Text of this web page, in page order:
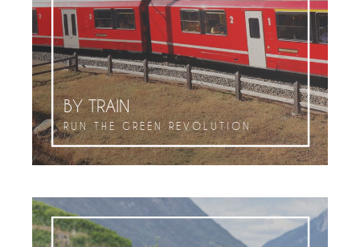
BY TRAIN
RUN THE GREEN REVOLUTION